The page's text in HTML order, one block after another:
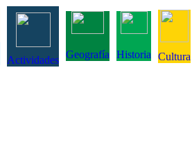
Actividades Geografía Historia Cultura